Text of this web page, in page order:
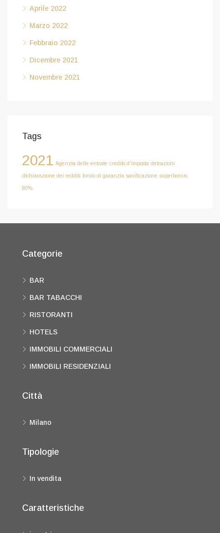
Aprile 2022
Marzo 2022
Febbraio 2022
Dicembre 2021
Novembre 2021
Tags
2021 Agenzia delle entrate credito d'imposta detrazioni
dichiarazione dei redditi fondo di garanzia sanificazione superbonus
80%
Categorie
BAR
BAR TABACCHI
RISTORANTI
HOTELS
IMMOBILI COMMERCIALI
IMMOBILI RESIDENZIALI
Città
Milano
Tipologie
In vendita
Caratteristiche